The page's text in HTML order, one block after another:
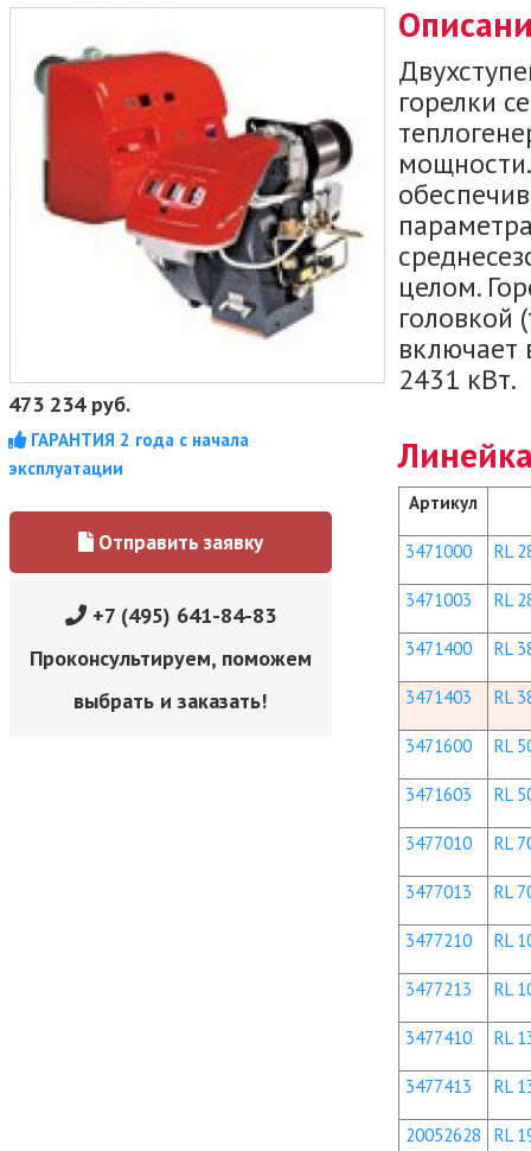
473 234руб.
ГАРАНТИЯ 2 года с начала
эксплуатации
Отправить заявку
+7 (495) 641-84-83
Проконсультируем, поможем
выбрать и заказать!
горелки
целом.
головкой
включает
2431 кВт.
Артикул
3471000 RL
3471003 RL
3471400 RL
3471403 RL
3471600 RL
3471603 RL
3477010 RL
3477013 RL
3477210 RL
3477213 RL
3477410 RL
3477413 RL
20052628 RL